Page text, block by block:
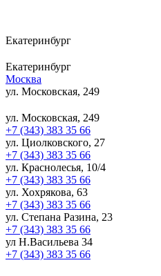
Екатеринбург
Екатеринбург
Москва
ул. Московская, 249
ул. Московская, 249
+7 (343) 383 35 66
ул. Циолковского, 27
+7 (343) 383 35 66
ул. Краснолесья, 10/4
+7 (343) 383 35 66
ул. Хохрякова, 63
+7 (343) 383 35 66
ул. Степана Разина, 23
+7 (343) 383 35 66
ул Н.Васильева 34
+7 (343) 383 35 66